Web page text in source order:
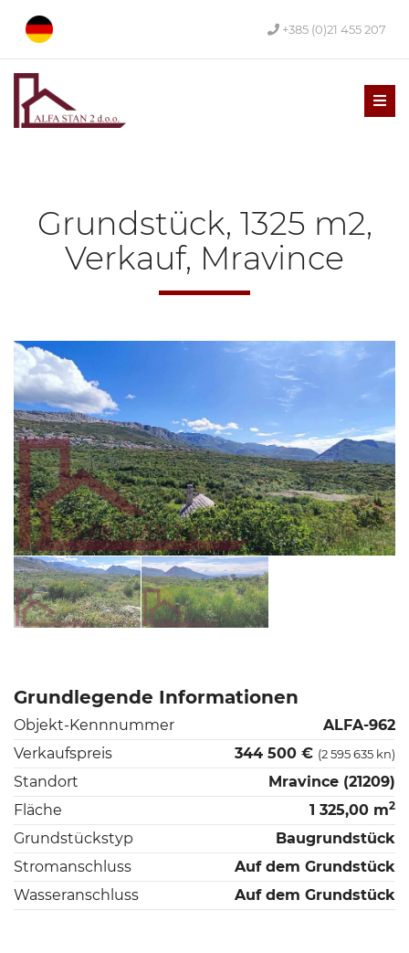
+385 (0)21 455 207
Grundstück, 1325 m2,
Verkauf, Mravince
Grundlegende Informationen
Objekt-Kennnummer
ALFA-962
Verkaufspreis
344 500 € (2 595 635 kn)
Standort
Mravince (21209)
Fläche
1 325,00 m2
Grundstückstyp
Baugrundstück
Stromanschluss
Auf dem Grundstück
Wasseranschluss
Auf dem Grundstück